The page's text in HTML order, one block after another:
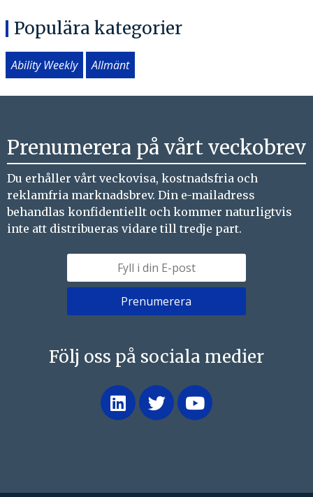
Populära kategorier
Ability Weekly Allmänt
Prenumerera på vårt veckobrev
Du erhåller vårt veckovisa, kostnadsfria och
reklamfria marknadsbrev. Din e-mailadress
behandlas konfidentiellt och kommer naturligtvis
inte att distribueras vidare till tredje part.
Följ oss på sociala medier